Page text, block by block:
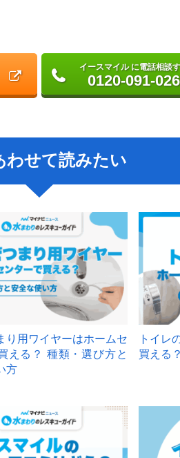
イースマイル に電話相談
0120-091-026
わせて読みたい
り用ワイヤーはホームセ
える？ 種類・選び方と
方
トイレ
買える